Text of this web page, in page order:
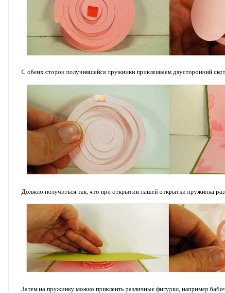
С обеих сторон получившейся пружинки приклеиваем двусторонний
Должно получиться так, что при открытии нашей открытки пружинка
Затем на пружинку можно приклеить различные фигурки, например